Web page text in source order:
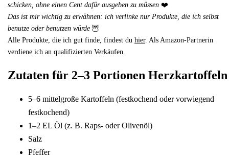
schicken, ohne einen Cent dafür ausgeben zu müssen ❤️
Das ist mir wichtig zu erwähnen: ich verlinke nur Produkte, die ich selbst
benutze oder benutzen würde 🦉
Alle Produkte, die ich gut finde, findest du hier. Als Amazon-Partnerin
verdiene ich an qualifizierten Verkäufen.
Zutaten für 2–3 Portionen Herzkartoffeln
5–6 mittelgroße Kartoffeln (festkochend oder vorwiegend
festkochend)
1–2 EL Öl (z. B. Raps- oder Olivenöl)
Salz
Pfeffer